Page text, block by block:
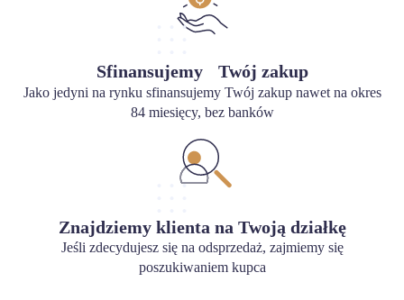
Sfinansujemy Twój zakup
Jako jedyni na rynku sfinansujemy Twój zakup nawet na okres
84 miesięcy, bez banków
Znajdziemy klienta na Twoją działkę
Jeśli zdecydujesz się na odsprzedaż, zajmiemy się
poszukiwaniem kupca